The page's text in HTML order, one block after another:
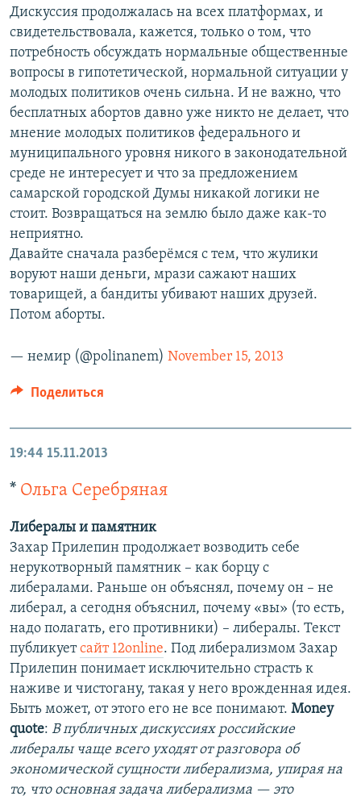
Дискуссия продолжалась на всех платформах, и
свидетельствовала, кажется, только о том, что
потребность обсуждать нормальные общественные
вопросы в гипотетической, нормальной ситуации у
молодых политиков очень сильна. И не важно, что
бесплатных абортов давно уже никто не делает, что
мнение молодых политиков федерального и
муниципального уровня никого в законодательной
среде не интересует и что за предложением
самарской городской Думы никакой логики не
стоит. Возвращаться на землю было даже как-то
неприятно.
Давайте сначала разберёмся с тем, что жулики
воруют наши деньги, мрази сажают наших
товарищей, а бандиты убивают наших друзей.
Потом аборты.
— немир (@polinanem) November 15, 2013
Поделиться
19:44 15.11.2013
* Ольга Серебряная
Либералы и памятник
Захар Прилепин продолжает возводить себе
нерукотворный памятник – как борцу с
либералами. Раньше он объяснял, почему он – не
либерал, а сегодня объяснил, почему «вы» (то есть,
надо полагать, его противники) – либералы. Текст
публикуетсайт 12online. Под либерализмом Захар
Прилепин понимает исключительно страсть к
наживе и чистогану, такая у него врожденная идея.
Быть может, от этого его не все понимают. Money
quote: В публичных дискуссиях российские
либералы чаще всего уходят от разговора об
экономической сущности либерализма, упирая на
то, что основная задача либерализма — это